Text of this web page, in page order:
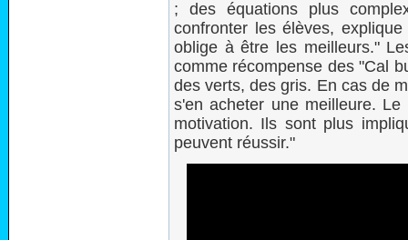
; des équations plus
confronter les élèves,
oblige à être les meilleurs."
comme récompense des "Cal
des verts, des gris. En cas de
s'en acheter une meilleure.
motivation. Ils sont plus
peuvent réussir."